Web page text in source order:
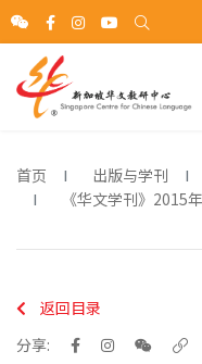
首页 出版与学刊
《华文学刊》2015
返回目录
分享: